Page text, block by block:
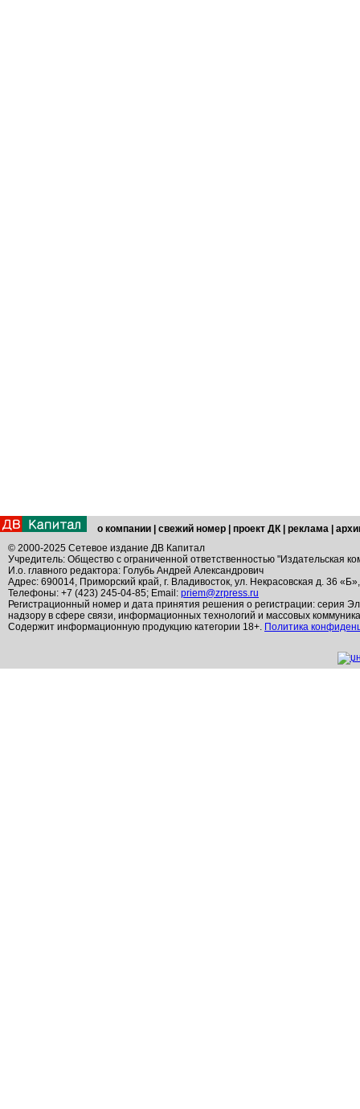
о компании свежий номер проект ДК реклама
© 2000-2025 Сетевое издание ДВ Капитал
Учредитель: Общество с ограниченной ответственностью "Издательская
И.о. главного редактора: Голубь Андрей Александрович
Адрес: 690014, Приморский край, г. Владивосток, ул. Некрасовская д. 36
Телефоны: +7 (423) 245-04-85; Email: priem@zrpress.ru
Регистрационный номер и дата принятия решения о регистрации: серия
надзору в сфере связи, информационных технологий и массовых
Содержит информационную продукцию категории 18+. Политика